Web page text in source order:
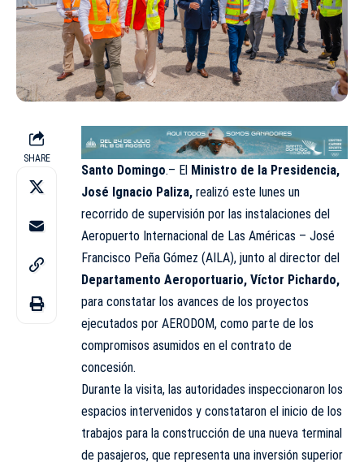
SHARE
Santo Domingo.– El Ministro de la Presidencia,
José Ignacio Paliza, realizó este lunes un
recorrido de supervisión por las instalaciones del
Aeropuerto Internacional de Las Américas – José
Francisco Peña Gómez (AILA), junto al director del
Departamento Aeroportuario, Víctor Pichardo,
para constatar los avances de los proyectos
ejecutados por AERODOM, como parte de los
compromisos asumidos en el contrato de
concesión.
Durante la visita, las autoridades inspeccionaron los
espacios intervenidos y constataron el inicio de los
trabajos para la construcción de una nueva terminal
de pasajeros, que representa una inversión superior